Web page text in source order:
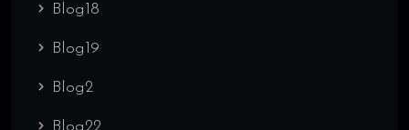
Blog18
Blog19
Blog2